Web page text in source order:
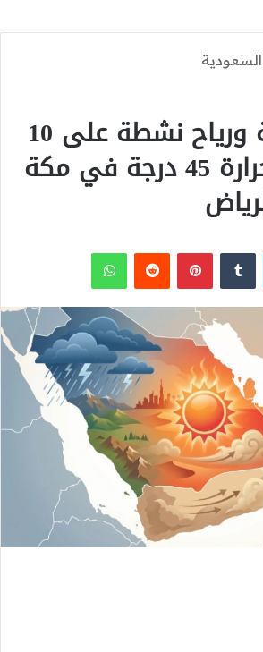
السعودية
أمطار رعدية ورياح نشطة على 10
مناطق.. وحرارة 45 درجة في مكة
لينكدإن بينتيريست واتساب